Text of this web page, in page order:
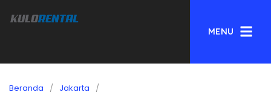
MENU
Beranda
Jakarta